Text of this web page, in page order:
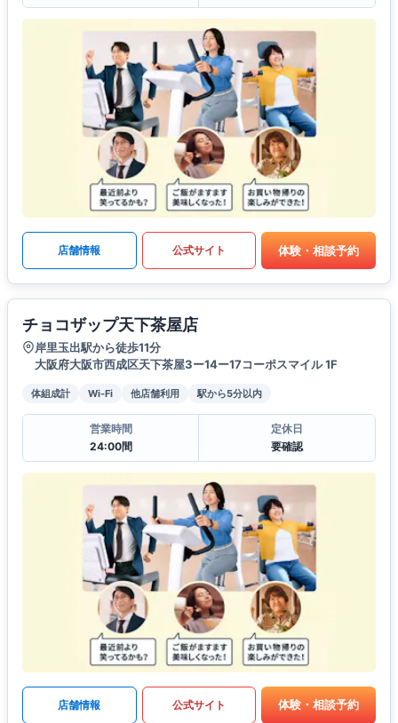
店舗情報 公式サイト 体験・相談予約
チョコザップ天下茶屋店
岸里玉出駅から徒歩11分
大阪府大阪市西成区天下茶屋3ー14ー17コーポスマイル 1F
体組成計 Wi-Fi 他店舗利用 駅から5分以内
営業時間
24:00間
定休日
要確認
店舗情報 公式サイト 体験・相談予約